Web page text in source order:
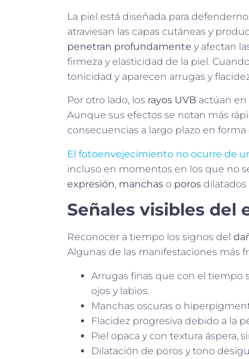
La piel está diseñada para
atraviesan las capas cutáneas y
penetran profundamente y afectan
firmeza y elasticidad de la piel.
tonicidad y aparecen arrugas y
Por otro lado, los rayos UVB actúan en
Aunque sus efectos se notan más
consecuencias a largo plazo en
El fotoenvejecimiento no ocurre de
incluso en momentos en los que no
expresión, manchas o poros
Señales visibles del
Reconocer a tiempo los signos del
Algunas de las manifestaciones más
Arrugas finas que con el tiempo
ojos y labios.
Manchas oscuras o
Flacidez progresiva debido a la
Piel opaca y con textura áspera,
Dilatación de poros y tono